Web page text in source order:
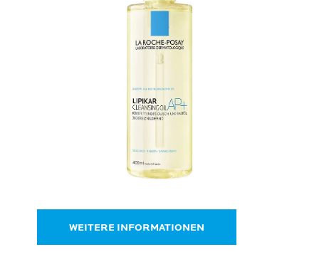
WEITERE INFORMATIONEN